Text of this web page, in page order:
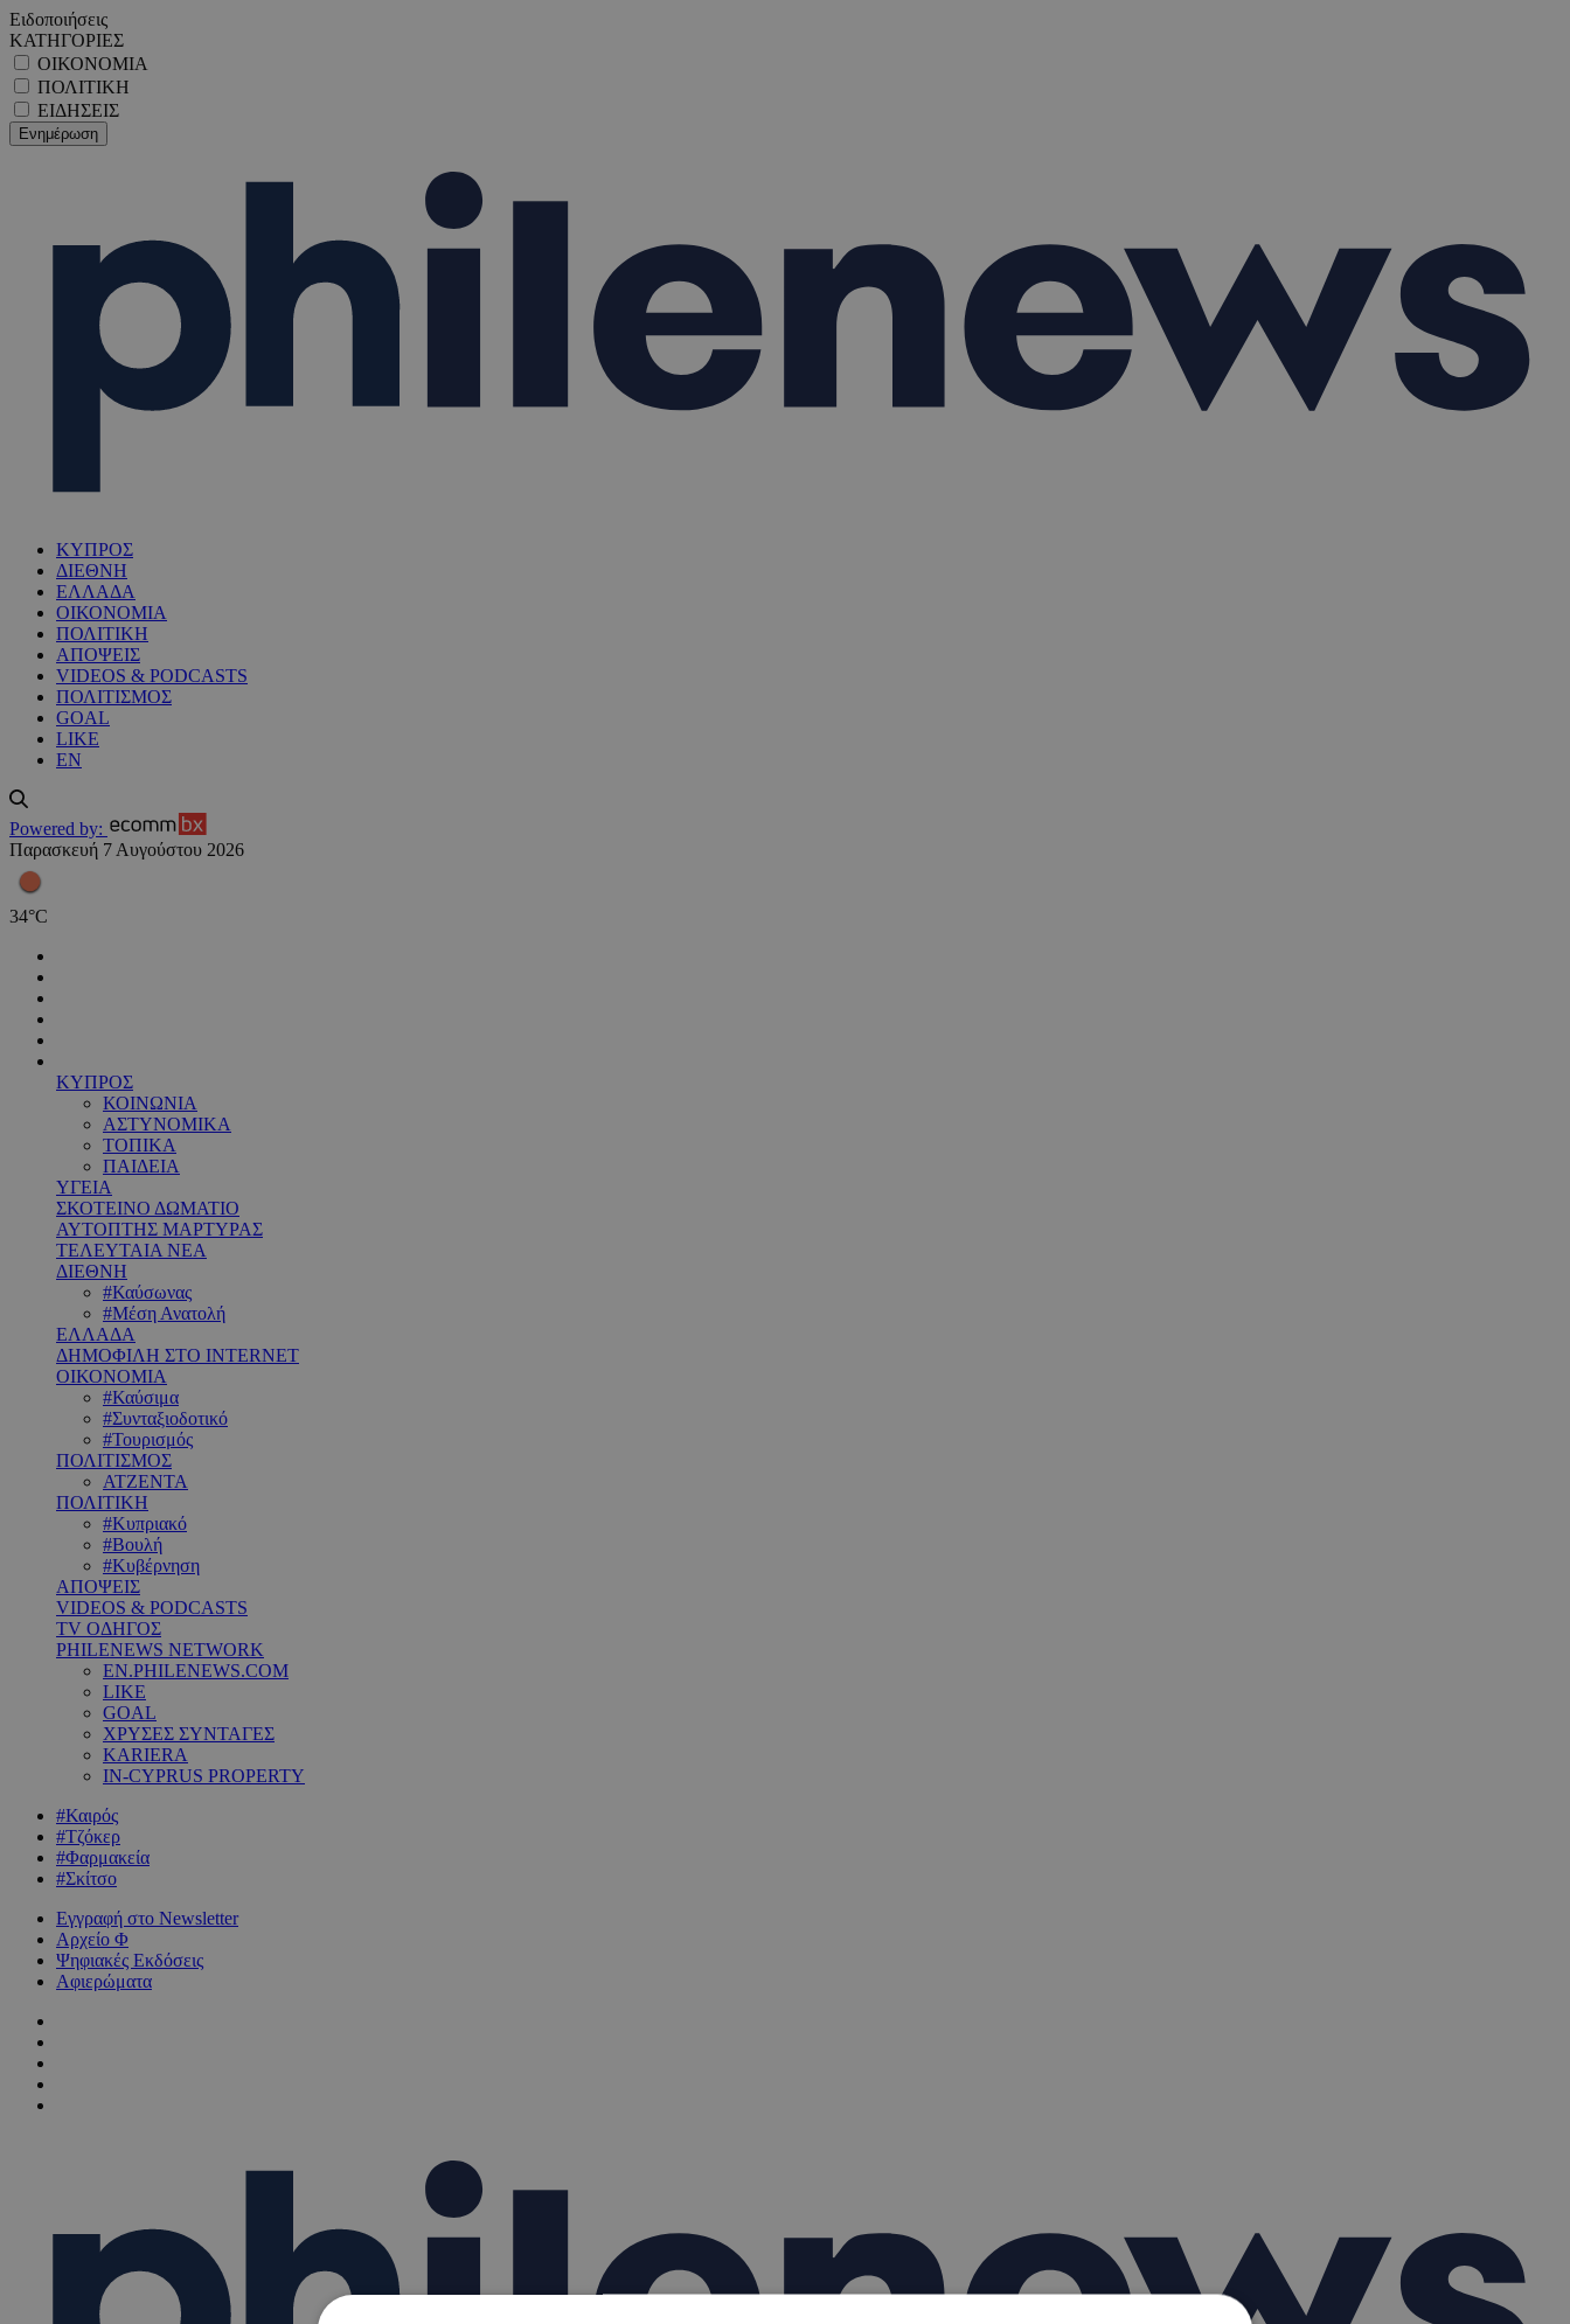
Ειδοποιήσεις
ΚΑΤΗΓΟΡΙΕΣ
ΟΙΚΟΝΟΜΙΑ
ΠΟΛΙΤΙΚΗ
ΕΙΔΗΣΕΙΣ
ΚΥΠΡΟΣ
ΔΙΕΘΝΗ
ΕΛΛΑΔΑ
ΟΙΚΟΝΟΜΙΑ
ΠΟΛΙΤΙΚΗ
ΑΠΟΨΕΙΣ
VIDEOS & PODCASTS
ΠΟΛΙΤΙΣΜΟΣ
GOAL
LIKE
EN
Powered by:
Παρασκευή 7 Αυγούστου 2026
34°C
ΚΥΠΡΟΣ
ΚΟΙΝΩΝΙΑ
ΑΣΤΥΝΟΜΙΚΑ
ΤΟΠΙΚΑ
ΠΑΙΔΕΙΑ
ΥΓΕΙΑ
ΣΚΟΤΕΙΝΟ ΔΩΜΑΤΙΟ
ΑΥΤΟΠΤΗΣ ΜΑΡΤΥΡΑΣ
ΤΕΛΕΥΤΑΙΑ ΝΕΑ
ΔΙΕΘΝΗ
#Καύσωνας
#Μέση Ανατολή
ΕΛΛΑΔΑ
ΔΗΜΟΦΙΛΗ ΣΤΟ INTERNET
ΟΙΚΟΝΟΜΙΑ
#Καύσιμα
#Συνταξιοδοτικό
#Τουρισμός
ΠΟΛΙΤΙΣΜΟΣ
ΑΤΖΕΝΤΑ
ΠΟΛΙΤΙΚΗ
#Κυπριακό
#Βουλή
#Κυβέρνηση
ΑΠΟΨΕΙΣ
VIDEOS & PODCASTS
TV ΟΔΗΓΟΣ
PHILENEWS NETWORK
EN.PHILENEWS.COM
LIKE
GOAL
ΧΡΥΣΕΣ ΣΥΝΤΑΓΕΣ
KARIERA
IN-CYPRUS PROPERTY
#Καιρός
#Τζόκερ
#Φαρμακεία
#Σκίτσο
Εγγραφή στο Newsletter
Αρχείο Φ
Ψηφιακές Εκδόσεις
Αφιερώματα